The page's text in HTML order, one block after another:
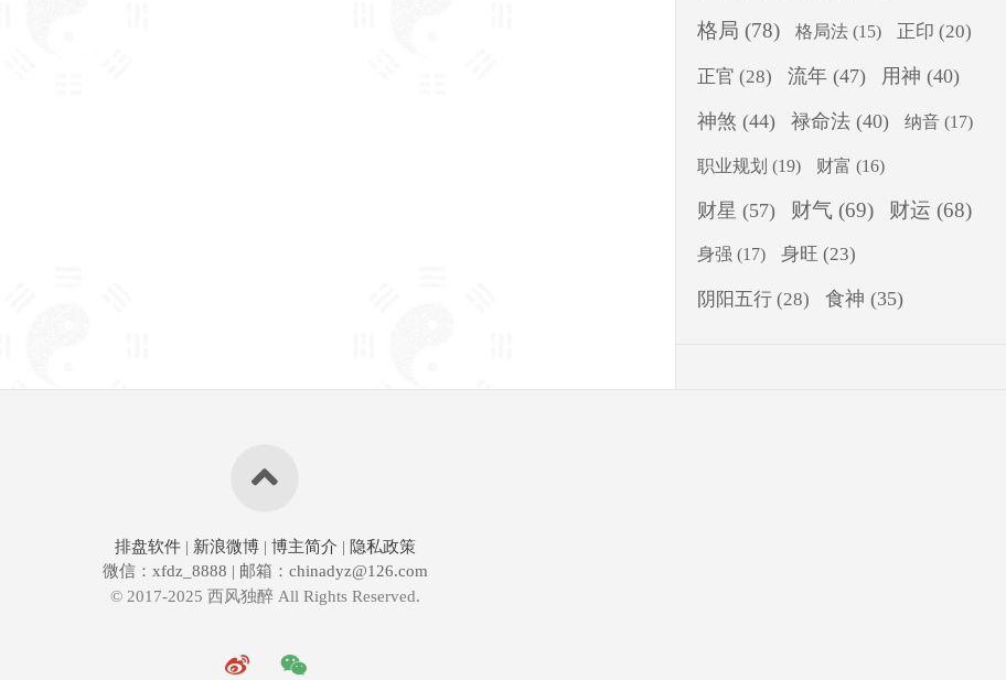
格局 (78) 格局法 (15) 正印 (20)
正官 (28) 流年 (47) 用神 (40)
神煞 (44) 禄命法 (40) 纳音 (17)
职业规划 (19) 财富 (16)
财星 (57) 财气 (69) 财运 (68)
身强 (17) 身旺 (23)
阴阳五行 (28) 食神 (35)
排盘软件 | 新浪微博 | 博主简介 | 隐私政策
微信：xfdz_8888 | 邮箱：chinadyz@126.com
© 2017-2025 西风独醉 All Rights Reserved.